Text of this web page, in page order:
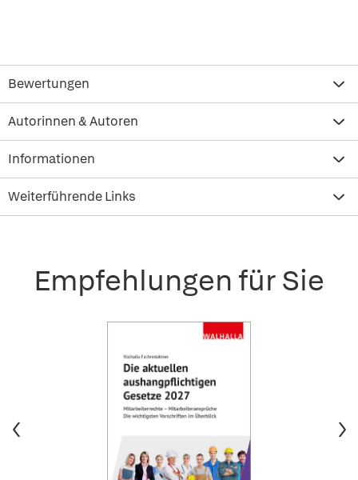
Bewertungen
Autorinnen & Autoren
Informationen
Weiterführende Links
Empfehlungen für Sie